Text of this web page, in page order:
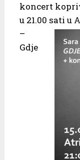
koncert
u 21.00 sati u
–
Gdje